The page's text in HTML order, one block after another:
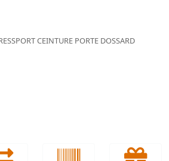
CEINTURE PORTE DOSSARD